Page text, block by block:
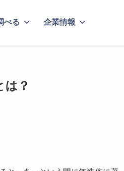
べる 企業情報
は？